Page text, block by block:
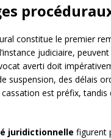
constitue le premier
judiciaire,
averti doit
suspension, des délais
est préfix, tandis
juridictionnelle figurent